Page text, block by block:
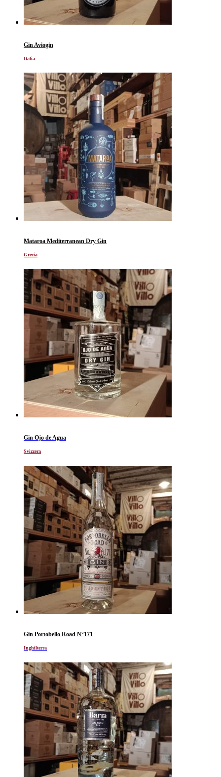
Gin Aviogin
Italia
Mataroa Mediterranean Dry Gin
Grecia
Gin Ojo de Agua
Svizzera
Gin Portobello Road N°171
Inghilterra